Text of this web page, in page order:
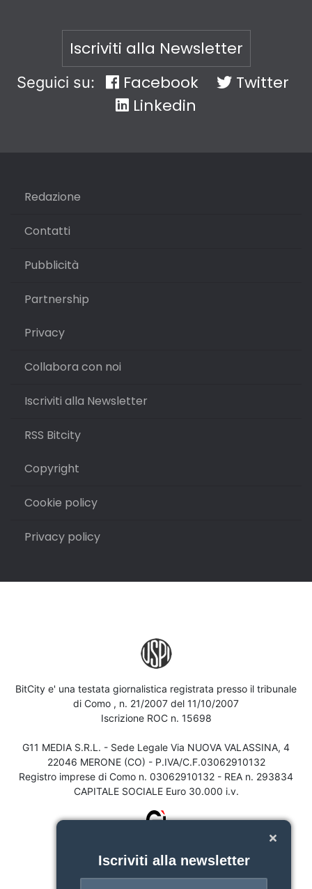
Iscriviti alla Newsletter
Seguici su: Facebook
Twitter
Linkedin
Redazione
Contatti
Pubblicità
Partnership
Privacy
Collabora con noi
Iscriviti alla Newsletter
RSS Bitcity
Copyright
Cookie policy
Privacy policy
BitCity e' una testata giornalistica registrata presso il tribunale
di Como , n. 21/2007 del 11/10/2007
Iscrizione ROC n. 15698
G11 MEDIA S.R.L. - Sede Legale Via NUOVA VALASSINA, 4
22046 MERONE (CO) - P.IVA/C.F.03062910132
Registro imprese di Como n. 03062910132 - REA n. 293834
CAPITALE SOCIALE Euro 30.000 i.v.
Iscriviti alla newsletter